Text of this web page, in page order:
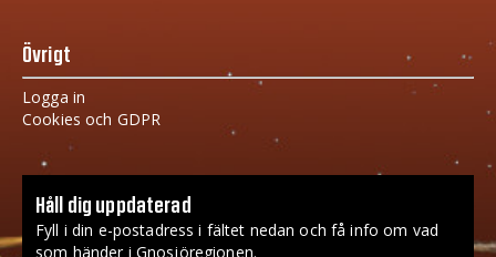
Övrigt
Logga in
Cookies och GDPR
Håll dig uppdaterad
Fyll i din e-postadress i fältet nedan och få info om vad
som händer i Gnosjöregionen.